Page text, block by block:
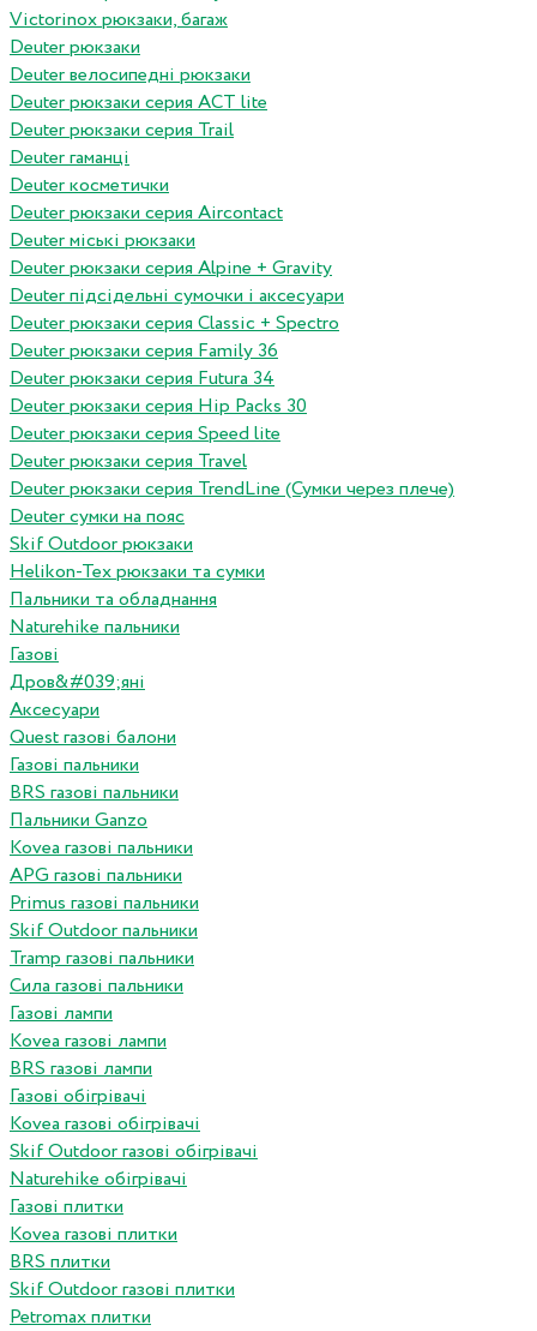
Victorinox рюкзаки, багаж
Deuter рюкзаки
Deuter велосипедні рюкзаки
Deuter рюкзаки серия ACT lite
Deuter рюкзаки серия Trail
Deuter гаманці
Deuter косметички
Deuter рюкзаки серия Aircontact
Deuter міські рюкзаки
Deuter рюкзаки серия Alpine + Gravity
Deuter підсідельні сумочки і аксесуари
Deuter рюкзаки серия Classic + Spectro
Deuter рюкзаки серия Family 36
Deuter рюкзаки серия Futura 34
Deuter рюкзаки серия Hip Packs 30
Deuter рюкзаки серия Speed lite
Deuter рюкзаки серия Travel
Deuter рюкзаки серия TrendLine (Сумки через плече)
Deuter сумки на пояс
Skif Outdoor рюкзаки
Helikon-Tex рюкзаки та сумки
Пальники та обладнання
Naturehike пальники
Газові
Дров&#039;яні
Аксесуари
Quest газові балони
Газові пальники
BRS газові пальники
Пальники Ganzo
Kovea газові пальники
APG газові пальники
Primus газові пальники
Skif Outdoor пальники
Tramp газові пальники
Сила газові пальники
Газові лампи
Kovea газові лампи
BRS газові лампи
Газові обігрівачі
Kovea газові обігрівачі
Skif Outdoor газові обігрівачі
Naturehike обігрівачі
Газові плитки
Kovea газові плитки
BRS плитки
Skif Outdoor газові плитки
Petromax плитки